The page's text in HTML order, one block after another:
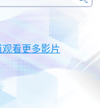
搜
看更多影片